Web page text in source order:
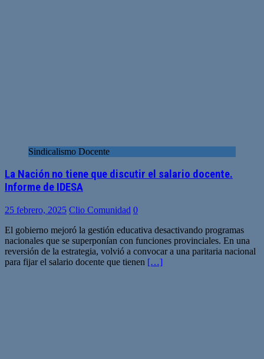
Sindicalismo Docente
La Nación no tiene que discutir el salario docente.
Informe de IDESA
25 febrero, 2025 Clio Comunidad 0
El gobierno mejoró la gestión educativa desactivando programas
nacionales que se superponían con funciones provinciales. En una
reversión de la estrategia, volvió a convocar a una paritaria nacional
para fijar el salario docente que tienen […]